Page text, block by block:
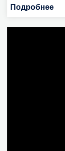
Подробнее